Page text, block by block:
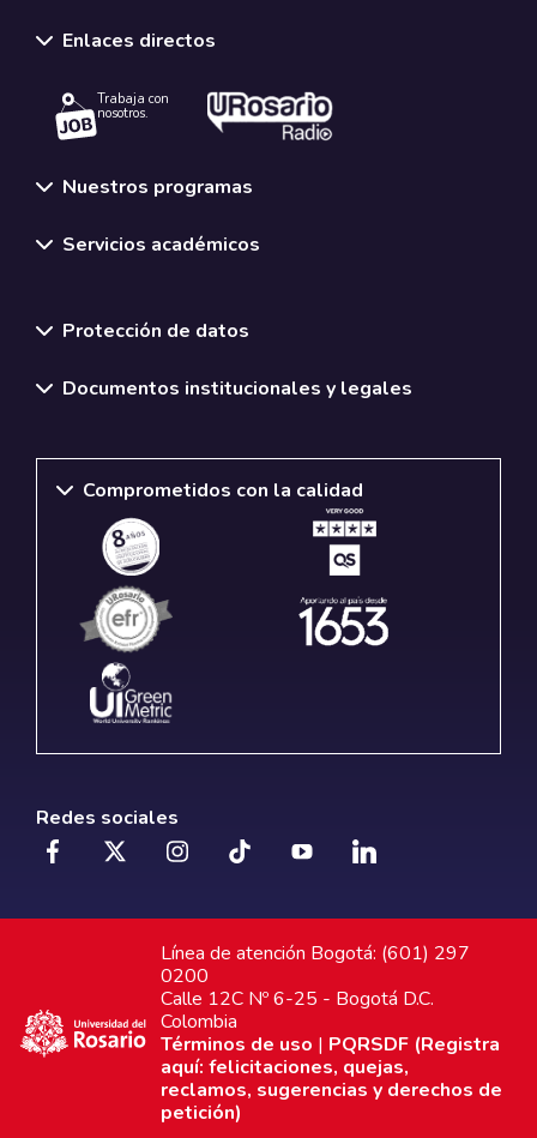
Enlaces directos
Trabaja con
nosotros.
Nuestros programas
Servicios académicos
Protección de datos
Documentos institucionales y legales
Comprometidos con la calidad
Redes sociales
Línea de atención Bogotá: (601) 297
0200
Calle 12C Nº 6-25 - Bogotá D.C.
Colombia
Términos de uso | PQRSDF (Registra
aquí: felicitaciones, quejas,
reclamos, sugerencias y derechos de
petición)